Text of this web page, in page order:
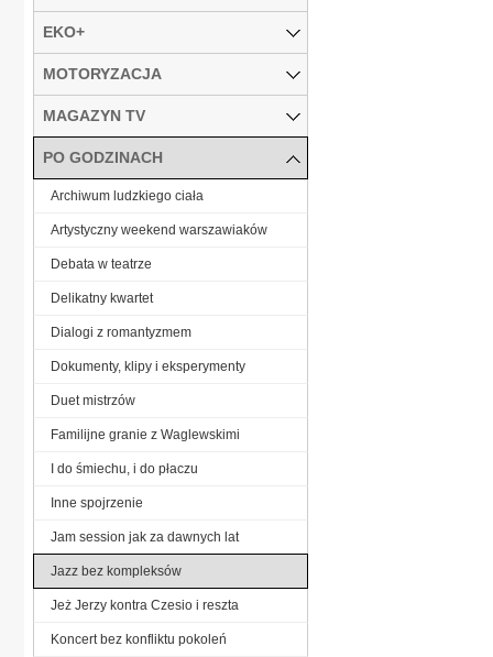
EKO+
MOTORYZACJA
MAGAZYN TV
PO GODZINACH
Archiwum ludzkiego ciała
Artystyczny weekend warszawiaków
Debata w teatrze
Delikatny kwartet
Dialogi z romantyzmem
Dokumenty, klipy i eksperymenty
Duet mistrzów
Familijne granie z Waglewskimi
I do śmiechu, i do płaczu
Inne spojrzenie
Jam session jak za dawnych lat
Jazz bez kompleksów
Jeż Jerzy kontra Czesio i reszta
Koncert bez konfliktu pokoleń